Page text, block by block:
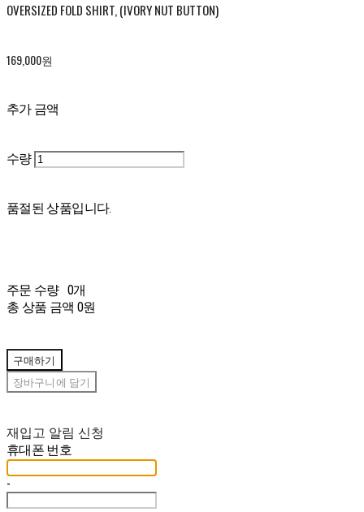
OVERSIZED FOLD SHIRT, (IVORY NUT BUTTON)
169,000원
추가 금액
수량
품절된 상품입니다.
주문 수량 0개
총 상품 금액 0원
구매하기
장바구니에 담기
재입고 알림 신청
휴대폰 번호
-